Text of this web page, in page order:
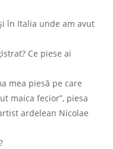
în Italia unde am avut
Ce piese ai
mea piesă pe care
maica fecior”, piesa
ardelean Nicolae